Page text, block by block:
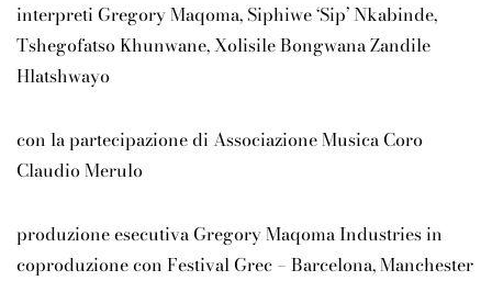
interpreti Gregory Maqoma, Siphiwe ‘Sip’ Nkabinde,
Tshegofatso Khunwane, Xolisile Bongwana Zandile
Hlatshwayo
con la partecipazione di Associazione Musica Coro
Claudio Merulo
produzione esecutiva Gregory Maqoma Industries in
coproduzione con Festival Grec – Barcelona, Manchester